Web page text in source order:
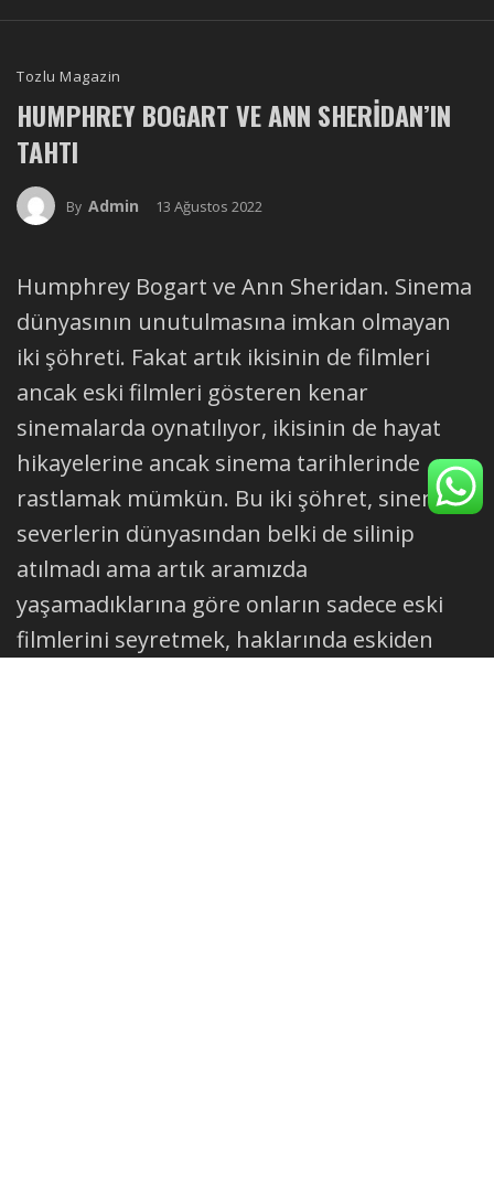
Tozlu Magazin
HUMPHREY BOGART VE ANN SHERIDAN’IN
TAHTI
By Admin 13 Ağustos 2022
Humphrey Bogart ve Ann Sheridan. Sinema
dünyasının unutulmasına imkan olmayan
iki şöhreti. Fakat artık ikisinin de filmleri
ancak eski filmleri gösteren kenar
sinemalarda oynatılıyor, ikisinin de hayat
hikayelerine ancak sinema tarihlerinde
rastlamak mümkün. Bu iki şöhret, sinema
severlerin dünyasından belki de silinip
atılmadı ama artık aramızda
yaşamadıklarına göre onların sadece eski
filmlerini seyretmek, haklarında eskiden